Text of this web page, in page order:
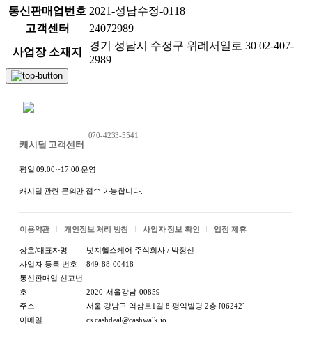
통신판매업번호 2021-성남수정-0118
고객센터
24072989
사업장 소재지
경기 성남시 수정구 위례서일로 30 02-407-
2989
캐시딜 고객센터
070-4233-5541
평일 09:00 ~17:00 운영
캐시딜 관련 문의만 접수 가능합니다.
이용약관 개인정보 처리 방침 사업자 정보 확인 입점 제휴
상호/대표자명
넛지헬스케어 주식회사 / 박정신
사업자 등록 번호
849-88-00418
통신판매업 신고번
호
2020-서울강남-00859
주소
서울 강남구 역삼로1길 8 평익빌딩 2층 [06242]
이메일
cs.cashdeal@cashwalk.io